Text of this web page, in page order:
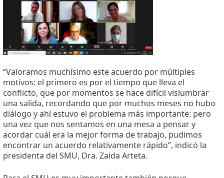
“Valoramos muchísimo este acuerdo por múltiples
motivos: el primero es por el tiempo que lleva el
conflicto, que por momentos se hace difícil vislumbrar
una salida, recordando que por muchos meses no hubo
diálogo y ahí estuvo el problema más importante: pero
una vez que nos sentamos en una mesa a pensar y
acordar cuál era la mejor forma de trabajo, pudimos
encontrar un acuerdo relativamente rápido”, indicó la
presidenta del SMU, Dra. Zaida Arteta.